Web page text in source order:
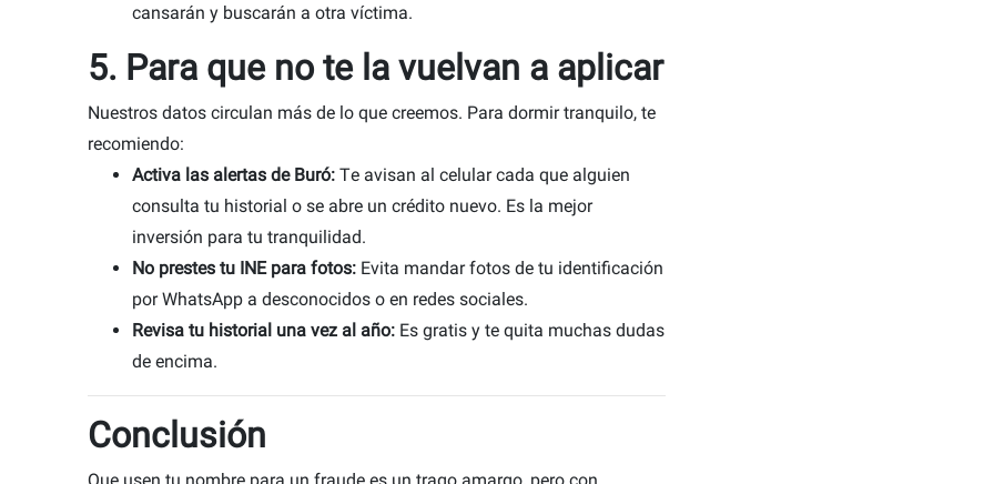
cansarán y buscarán a otra víctima.
5. Para que no te la vuelvan a aplicar
Nuestros datos circulan más de lo que creemos. Para dormir tranquilo, te
recomiendo:
Activa las alertas de Buró: Te avisan al celular cada que alguien
consulta tu historial o se abre un crédito nuevo. Es la mejor
inversión para tu tranquilidad.
No prestes tu INE para fotos: Evita mandar fotos de tu identificación
por WhatsApp a desconocidos o en redes sociales.
Revisa tu historial una vez al año: Es gratis y te quita muchas dudas
de encima.
Conclusión